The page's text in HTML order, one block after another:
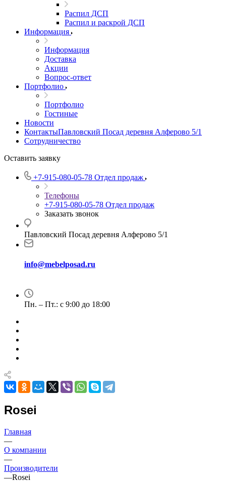
Распил ДСП
Распил и раскрой ДСП
Информация
Информация
Доставка
Акции
Вопрос-ответ
Портфолио
Портфолио
Гостиные
Новости
КонтактыПавловский Посад деревня Алферово 5/1
Сотрудничество
Оставить заявку
+7-915-080-05-78 Отдел продаж
Телефоны
+7-915-080-05-78 Отдел продаж
Заказать звонок
Павловский Посад деревня Алферово 5/1
info@mebelposad.ru
Пн. – Пт.: с 9:00 до 18:00
Rosei
Главная
—
О компании
—
Производители
—Rosei